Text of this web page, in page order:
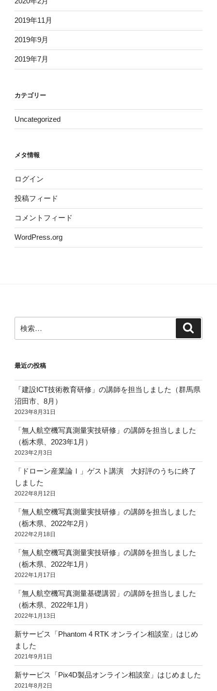
2019年11月
2019年9月
2019年7月
カテゴリー
Uncategorized
メタ情報
ログイン
投稿フィード
コメントフィード
WordPress.org
索:
最近の投稿
「建設ICT技術教育研修」の講師を担当しました（群馬県
沼田市、8月）
2023年8月31日
「無人航空機写真測量実技研修」の講師を担当しました
（栃木県、2023年1月）
2023年2月3日
「ドローン産業論Ⅰ」ゲスト講演 大好評のうちに終了
しました
2022年8月12日
「無人航空機写真測量実技研修」の講師を担当しました
（栃木県、2022年2月）
2022年2月18日
「無人航空機写真測量実技研修」の講師を担当しました
（栃木県、2022年1月）
2022年1月17日
「無人航空機写真測量基礎講習」の講師を担当しました
（栃木県、2022年1月）
2022年1月13日
新サービス「Phantom 4 RTK オンライン相談室」はじめ
ました
2021年9月1日
新サービス「Pix4D製品オンライン相談室」はじめました
2021年8月2日